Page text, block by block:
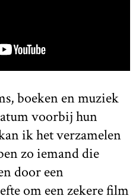
boeken en muziek
voorbij hun
ik het verzamelen
zo iemand die
door een
om een zekere film